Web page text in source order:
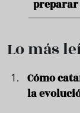
preparar
Lo más
Cómo
la